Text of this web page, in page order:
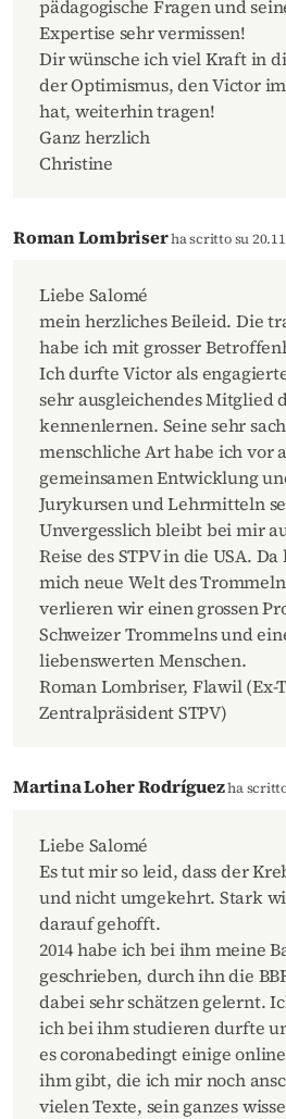
pädagogische Fragen und
Expertise sehr vermissen!
Dir wünsche ich viel Kraft in
der Optimismus, den Victor
hat, weiterhin tragen!
Ganz herzlich
Christine
Roman Lombriserha scritto su
Liebe Salomé
mein herzliches Beileid. Die
habe ich mit grosser
Ich durfte Victor als
sehr ausgleichendes Mitglied
kennenlernen. Seine sehr
menschliche Art habe ich vor
gemeinsamen Entwicklung
Jurykursen und Lehrmitteln
Unvergesslich bleibt bei mir
Reise des STPV in die USA.
mich neue Welt des
verlieren wir einen grossen
Schweizer Trommelns und
liebenswerten Menschen.
Roman Lombriser, Flawil (Ex-
Zentralpräsident STPV)
Martina Loher Rodríguezha
Liebe Salomé
Es tut mir so leid, dass der
und nicht umgekehrt. Stark
darauf gehofft.
2014 habe ich bei ihm meine
geschrieben, durch ihn die
dabei sehr schätzen gelernt.
ich bei ihm studieren durfte
es coronabedingt einige
ihm gibt, die ich mir noch
vielen Texte, sein ganzes